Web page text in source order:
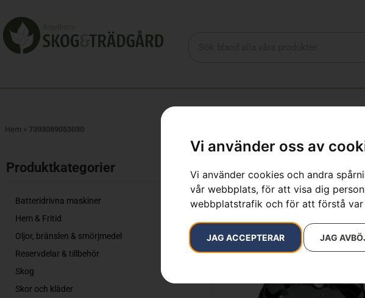
Vi använder oss av
Vi använder cookies och andra
vår webbplats, för att visa dig
webbplatstrafik och för att förstå var
JAG ACCEPTERAR JAG
Hem » 7393089053030
Produktkategorier​
Batteridrivna maskiner
Hem & Fritid
Oljor, bränslen & smörjmedel
Reservdelar & tillbehör
Skog
Skor och kläder
7393089053030
Endast ett sökresultat